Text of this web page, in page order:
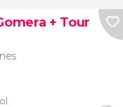
+ Tour